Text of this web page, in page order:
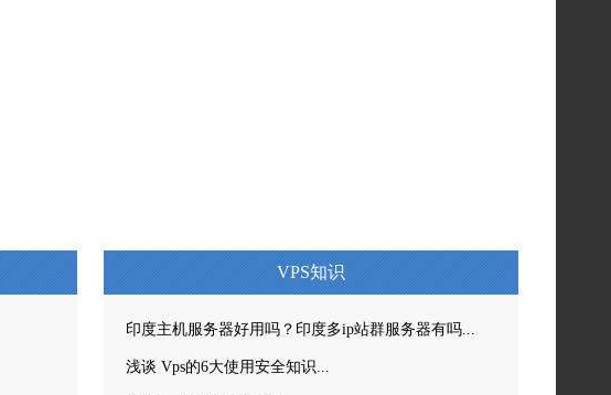
VPS知识
印度主机服务器好用吗？印度多ip站群服务器有吗...
浅谈 Vps的6大使用安全知识...